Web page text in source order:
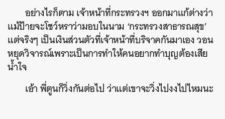
อย่างไรก็ตาม เจ้าหน้าที่กระทรวงฯ ออกมาแก้ต่างว่า
แม้ป้ายจะโชว์หราว่ามอบในนาม ‘กระทรวงสาธารณสุข’
แต่จริงๆ เป็นเงินส่วนตัวที่เจ้าหน้าที่บริจาคกันมาเอง วอน
หยุดวิจารณ์เพราะเป็นการทำให้คนอยากทำบุญต้องเสีย
น้ำใจ
เอ้า พี่ตูนก็วิ่งกันต่อไป ว่าแต่เขาจะวิ่งไปงงไปไหมนะ